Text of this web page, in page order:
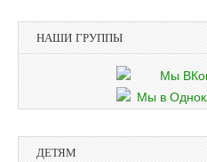
НАШИ ГРУППЫ
ДЕТЯМ